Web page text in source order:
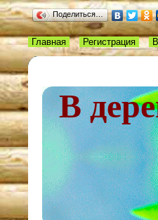
Поделиться…
В
Главная Регистрация